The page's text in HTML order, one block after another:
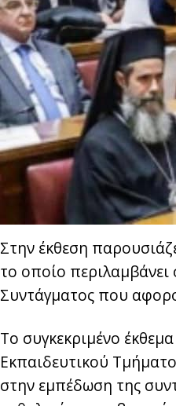
Στην έκθεση
το οποίο
Συντάγματος που
Το συγκεκριμένο
Εκπαιδευτικού
στην εμπέδωση της